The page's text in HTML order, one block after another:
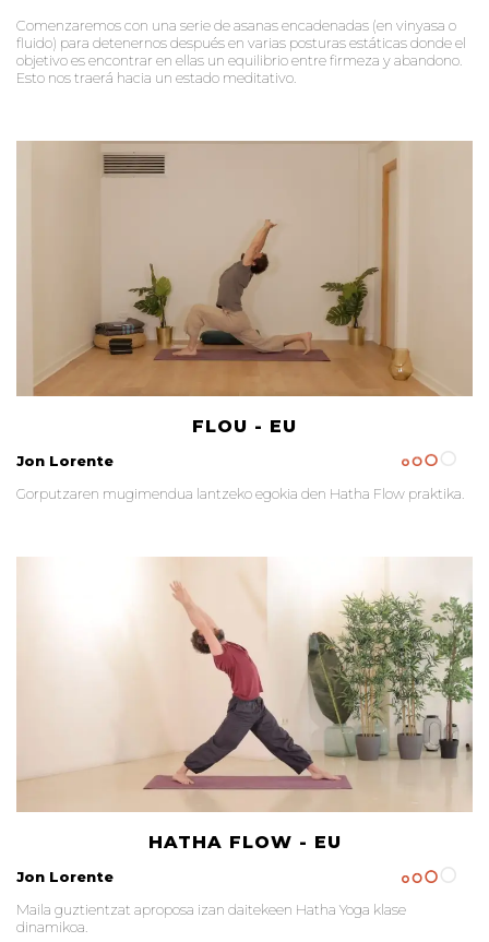
Comenzaremos con una serie de asanas encadenadas (en vinyasa o
fluido) para detenernos después en varias posturas estáticas donde el
objetivo es encontrar en ellas un equilibrio entre firmeza y abandono.
Esto nos traerá hacia un estado meditativo.
FLOU - EU
Jon Lorente
Gorputzaren mugimendua lantzeko egokia den Hatha Flow praktika.
HATHA FLOW - EU
Jon Lorente
Maila guztientzat aproposa izan daitekeen Hatha Yoga klase
dinamikoa.